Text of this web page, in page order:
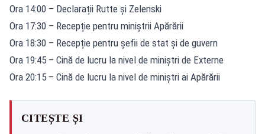
Ora 14:00 – Declarații Rutte și Zelenski
Ora 17:30 – Recepție pentru miniștrii Apărării
Ora 18:30 – Recepție pentru șefii de stat și de guvern
Ora 19:45 – Cină de lucru la nivel de miniștri de Externe
Ora 20:15 – Cină de lucru la nivel de miniștri ai Apărării
CITEȘTE ȘI